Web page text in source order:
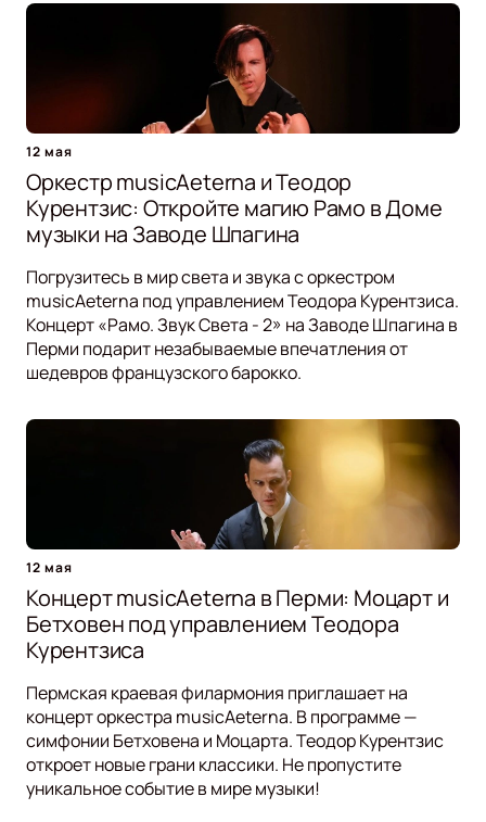
12 мая
Оркестр musicAeterna и Теодор
Курентзис: Откройте магию Рамо в Доме
музыки на Заводе Шпагина
Погрузитесь в мир света и звука с оркестром
musicAeterna под управлением Теодора Курентзиса.
Концерт «Рамо. Звук Света - 2» на Заводе Шпагина в
Перми подарит незабываемые впечатления от
шедевров французского барокко.
12 мая
Концерт musicAeterna в Перми: Моцарт и
Бетховен под управлением Теодора
Курентзиса
Пермская краевая филармония приглашает на
концерт оркестра musicAeterna. В программе —
симфонии Бетховена и Моцарта. Теодор Курентзис
откроет новые грани классики. Не пропустите
уникальное событие в мире музыки!